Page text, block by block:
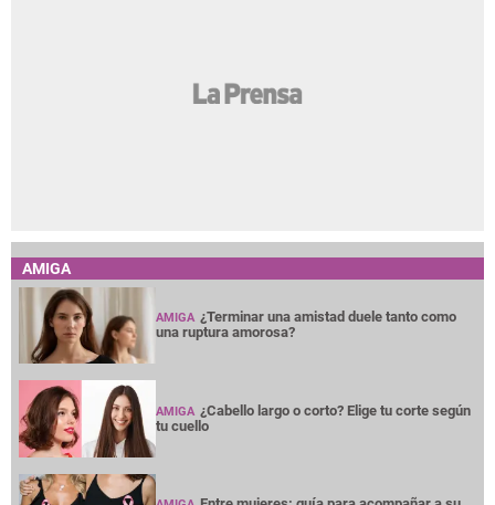
AMIGA
AMIGA ¿Terminar una amistad duele tanto como
una ruptura amorosa?
AMIGA ¿Cabello largo o corto? Elige tu corte según
tu cuello